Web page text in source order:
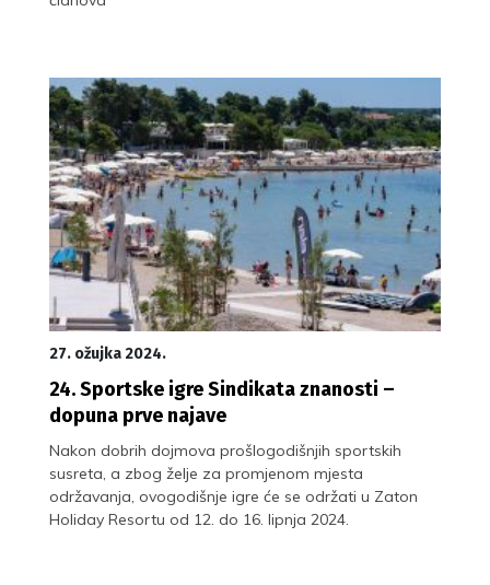
27. ožujka 2024.
24. Sportske igre Sindikata znanosti –
dopuna prve najave
Nakon dobrih dojmova prošlogodišnjih sportskih
susreta, a zbog želje za promjenom mjesta
održavanja, ovogodišnje igre će se održati u Zaton
Holiday Resortu od 12. do 16. lipnja 2024.